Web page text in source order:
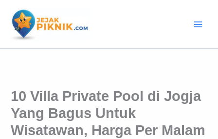
konten
10 Villa Private Pool di Jogja
Yang Bagus Untuk
Wisatawan, Harga Per Malam